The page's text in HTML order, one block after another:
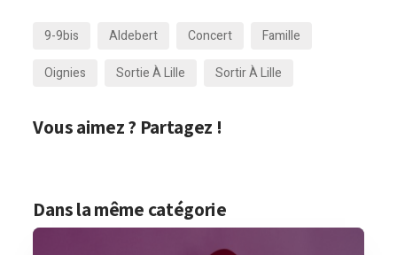
9-9bis Aldebert Concert
Famille
Oignies
Sortie À Lille Sortir À Lille
Vous aimez ? Partagez !
Dans la même catégorie